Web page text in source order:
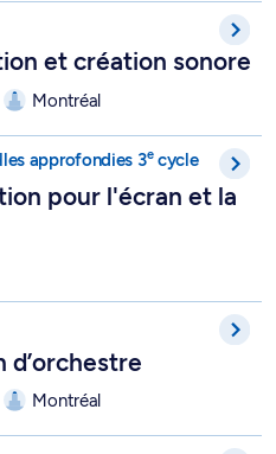
et création sonore -
et création sonore
Montréal
pour l'écran et la scène - 3-
approfondies 3ecycle
pour l'écran et la
d'orchestre - 3-606-1-0
d’orchestre
Montréal
et création littéraire - 1-